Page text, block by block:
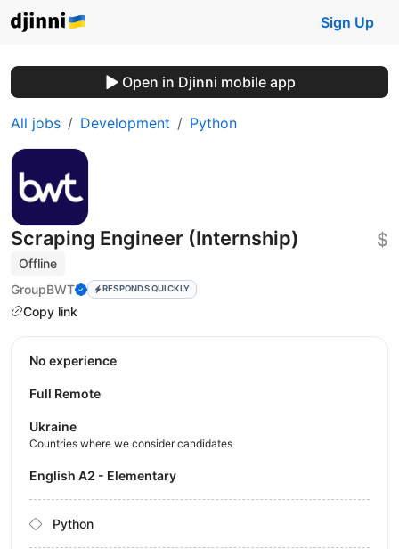
Sign Up
Open in Djinni mobile app
All jobs Development Python
Scraping Engineer (Internship)
Offline
GroupBWT
RESPONDS QUICKLY
Copy link
$
No experience
Full Remote
Ukraine
Countries where we consider candidates
English A2 - Elementary
Python